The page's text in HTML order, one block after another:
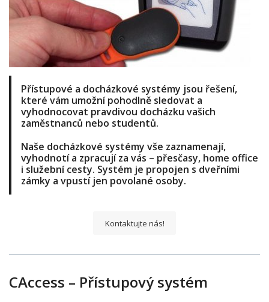
Přístupové a docházkové systémy jsou řešení,
které vám umožní pohodlně sledovat a
vyhodnocovat pravdivou docházku vašich
zaměstnanců nebo studentů.
Naše docházkové systémy vše zaznamenají,
vyhodnotí a zpracují za vás – přesčasy, home office
i služební cesty. Systém je propojen s dveřními
zámky a vpustí jen povolané osoby.
Kontaktujte nás!
CAccess – Přístupový systém